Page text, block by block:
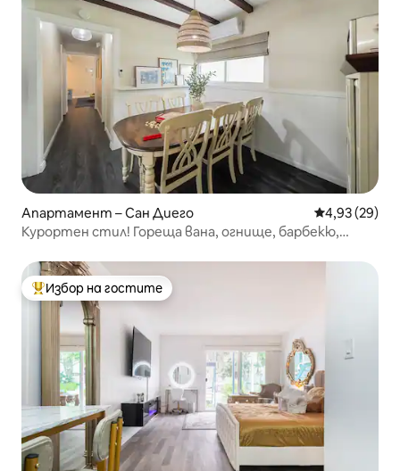
Апартамент – Сан Диего Средна
4,93 (29)
Курортен стил! Гореща вана, огнище, барбекю,
Най-популярен избор на гостите
Избор на гостите